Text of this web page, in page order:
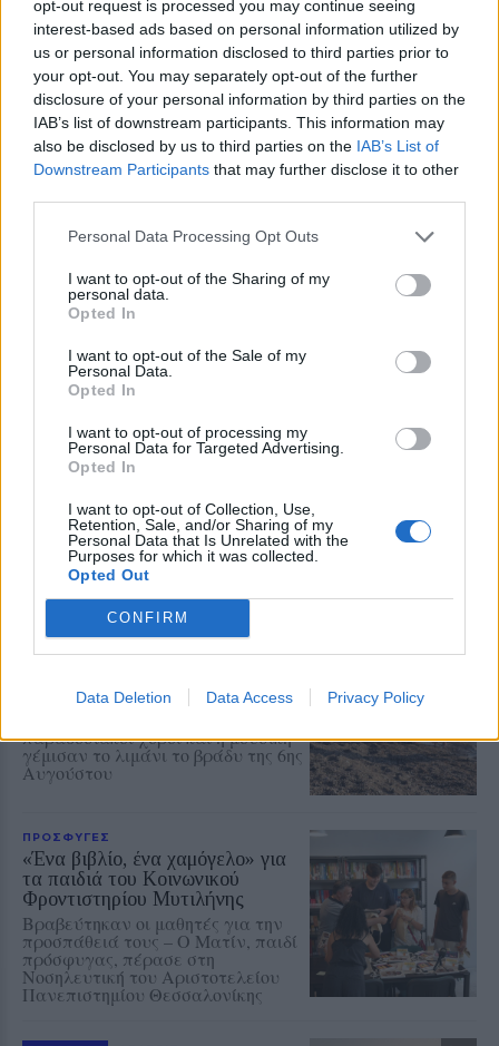
opt-out request is processed you may continue seeing
interest-based ads based on personal information utilized by
us or personal information disclosed to third parties prior to
your opt-out. You may separately opt-out of the further
disclosure of your personal information by third parties on the
IAB’s list of downstream participants. This information may
also be disclosed by us to third parties on the IAB’s List of
Downstream Participants that may further disclose it to other
Personal Data Processing Opt Outs
I want to opt-out of the Sharing of my
personal data.
Opted In
I want to opt-out of the Sale of my
Personal Data.
Opted In
I want to opt-out of processing my
Personal Data for Targeted Advertising.
Opted In
I want to opt-out of Collection, Use,
Retention, Sale, and/or Sharing of my
Personal Data that Is Unrelated with the
Purposes for which it was collected.
Opted Out
CONFIRM
Data Deletion Data Access Privacy Policy
ΔΡΑΣΕΙΣ
Ρούχα και τρόφιμα για τους
ανθρώπους που έχουν ανάγκη
Νέα συνεργασία της
«Ανακύκλωσης Αιγαίου» με τον
Σύνδεσμο Κοινωνικής Προστασίας
και Αλληλεγγύης
ΔΡΑΣΕΙΣ
παιδιά της «Κυψέλης»
Μουσική, τραγούδι και χορός στη
Λέσχη Αξιωματικών από τον
98 ΑΔΤΕ
ΡΕΠΟΡΤΑΖ ΔΡΑΣΕΙΣ
Στο Πανελλήνιον έκθεση
σύνδεσης του σήμερα της
Μυτιλήνης με το χθες
Μια έκθεση διοργανωμένη από τον
Εμπορικό Σύλλογο Μυτιλήνης
ΜΟΥΣΙΚΗ
Η γιορτή της τράτας ζωντάνεψε
Η αναπαράσταση του παλιού
παραδοσιακοί χοροί και η μουσική
γέμισαν το λιμάνι το βράδυ της 6ης
Αυγούστου
ΠΡΟΣΦΥΓΕΣ
«Ένα βιβλίο, ένα χαμόγελο» για
τα παιδιά του Κοινωνικού
Φροντιστηρίου Μυτιλήνης
Βραβεύτηκαν οι μαθητές για την
προσπάθειά τους – Ο Ματίν, παιδί
πρόσφυγας, πέρασε στη
Νοσηλευτική του Αριστοτελείου
Πανεπιστημίου Θεσσαλονίκης